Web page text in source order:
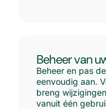
Beheer van
Beheer en pas
eenvoudig aan.
breng
vanuit één